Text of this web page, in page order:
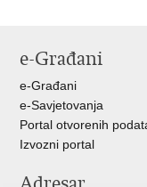
e-Građani
e-Građani
e-Savjetovanja
Portal otvorenih
Izvozni portal